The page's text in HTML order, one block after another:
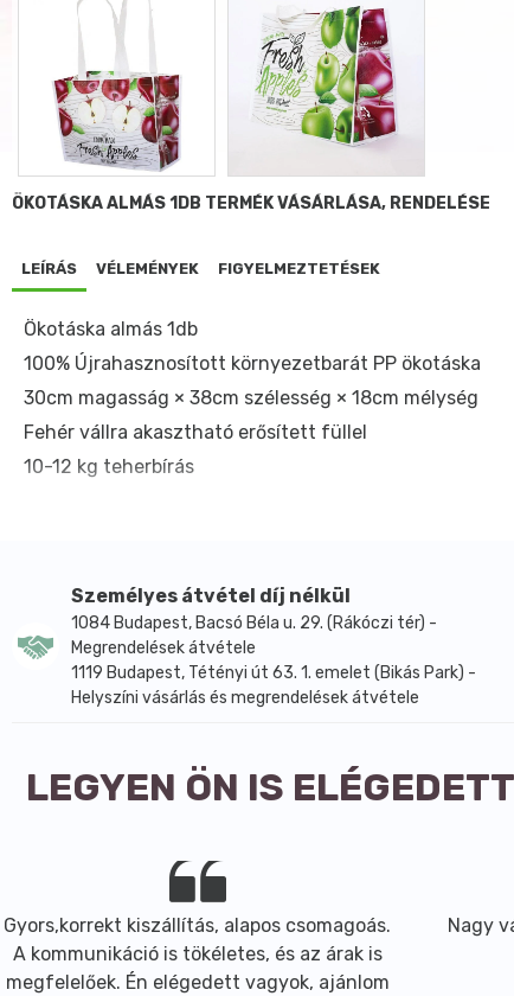
ÖKOTÁSKA ALMÁS 1DB TERMÉK VÁSÁRLÁSA, RENDELÉSE
LEÍRÁS VÉLEMÉNYEK FIGYELMEZTETÉSEK
Ökotáska almás 1db
100% Újrahasznosított környezetbarát PP ökotáska
30cm magasság × 38cm szélesség × 18cm mélység
Fehér vállra akasztható erősített füllel
10-12 kg teherbírás
Személyes átvétel díj nélkül
1084 Budapest, Bacsó Béla u. 29. (Rákóczi tér) -
Megrendelések átvétele
1119 Budapest, Tétényi út 63. 1. emelet (Bikás Park) -
Helyszíni vásárlás és megrendelések átvétele
LEGYEN ÖN IS
Gyors,korrekt kiszállítás, alapos csomagoás.
A kommunikáció is tökéletes, és az árak is
megfelelőek. Én elégedett vagyok, ajánlom
Nagy